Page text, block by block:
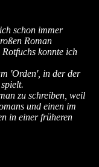
schon immer
Roman
konnte ich
'Orden', in der der
zu schreiben, weil
und einen im
in einer früheren